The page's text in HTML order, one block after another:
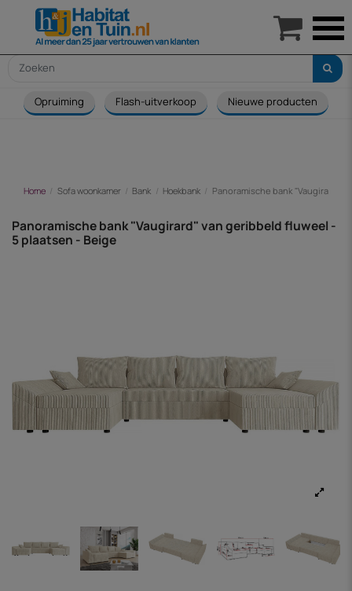
Opruiming Flash-uitverkoop Nieuwe producten
Home Sofa woonkamer Bank Hoekbank Panoramische bank "Vaugirard"
Panoramische bank "Vaugirard" van geribbeld fluweel -
5 plaatsen - Beige
